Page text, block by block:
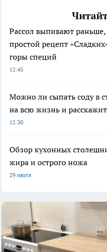
Рассол выпивают
простой рецепт
горы специй
12:45
Можно ли сыпать соду в
на всю жизнь и
12:30
Обзор кухонных
жира и острого ножа
29 июля